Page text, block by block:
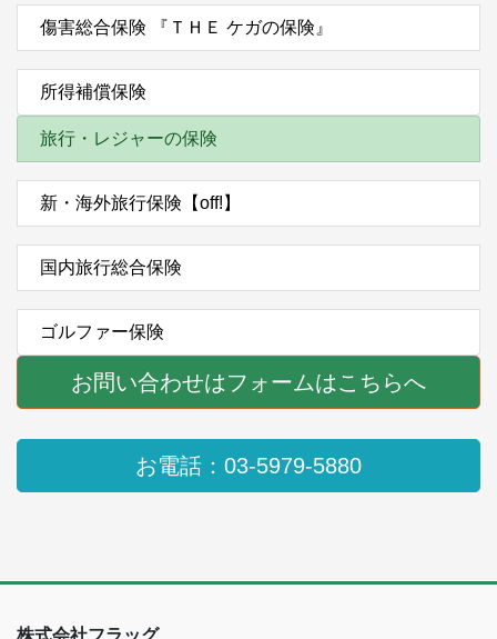
傷害総合保険 『ＴＨＥ ケガの保険』
所得補償保険
旅行・レジャーの保険
新・海外旅行保険【off!】
国内旅行総合保険
ゴルファー保険
お問い合わせはフォームはこちらへ
お電話：03-5979-5880
株式会社フラッグ